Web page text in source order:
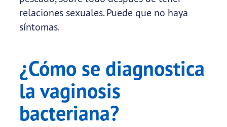
relaciones sexuales. Puede que no haya
síntomas.
¿Cómo se diagnostica
la vaginosis
bacteriana?